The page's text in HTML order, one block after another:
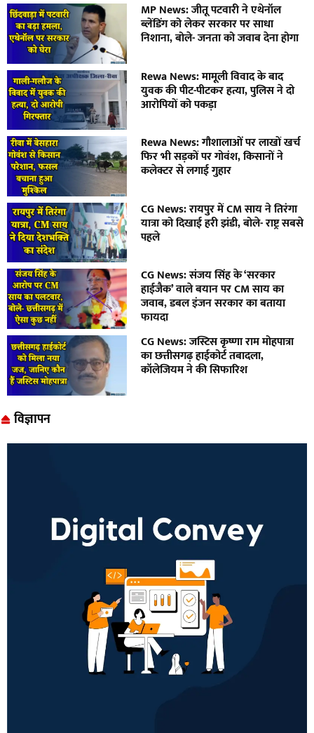
MP News: जीतू पटवारी ने एथेनॉल
ब्लेंडिंग को लेकर सरकार पर साधा
निशाना, बोले- जनता को जवाब देना होगा
Rewa News: मामूली विवाद के बाद
युवक की पीट-पीटकर हत्या, पुलिस ने दो
आरोपियों को पकड़ा
Rewa News: गौशालाओं पर लाखों खर्च
फिर भी सड़कों पर गोवंश, किसानों ने
कलेक्टर से लगाई गुहार
CG News: रायपुर में CM साय ने तिरंगा
यात्रा को दिखाई हरी झंडी, बोले- राष्ट्र सबसे
पहले
CG News: संजय सिंह के ‘सरकार
हाईजैक’ वाले बयान पर CM साय का
जवाब, डबल इंजन सरकार का बताया
फायदा
CG News: जस्टिस कृष्णा राम मोहपात्रा
का छत्तीसगढ़ हाईकोर्ट तबादला,
कॉलेजियम ने की सिफारिश
विज्ञापन